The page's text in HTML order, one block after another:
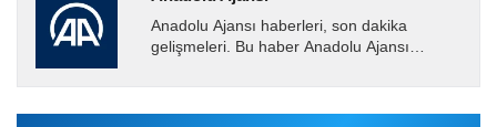
Anadolu Ajansı haberleri, son dakika
gelişmeleri. Bu haber Anadolu Ajansı
tarafından geçilen tüm...